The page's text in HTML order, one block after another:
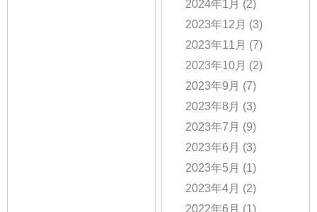
2024年1月 (2)
2023年12月 (3)
2023年11月 (7)
2023年10月 (2)
2023年9月 (7)
2023年8月 (3)
2023年7月 (9)
2023年6月 (3)
2023年5月 (1)
2023年4月 (2)
2022年6月 (1)